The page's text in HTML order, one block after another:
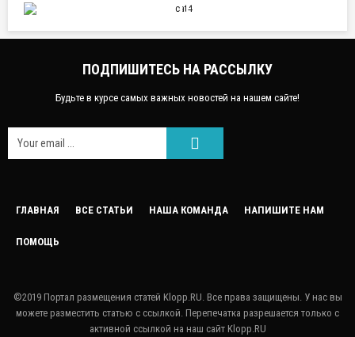
НАУКА И ТЕХНИКА
ПОДПИШИТЕСЬ НА РАССЫЛКУ
Будьте в курсе самых важных новостей на нашем сайте!
ГЛАВНАЯ ВСЕ СТАТЬИ НАША КОМАНДА НАПИШИТЕ НАМ
ПОМОЩЬ
©2019 Портал размещения статей Klopp.RU. Все права защищены. У нас вы
можете разместить статью с ссылкой. Перепечатка разрешается только с
активной ссылкой на наш сайт Klopp.RU
LINKEDIN